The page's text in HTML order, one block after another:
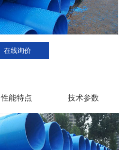
在线询价
性能特点 技术参数